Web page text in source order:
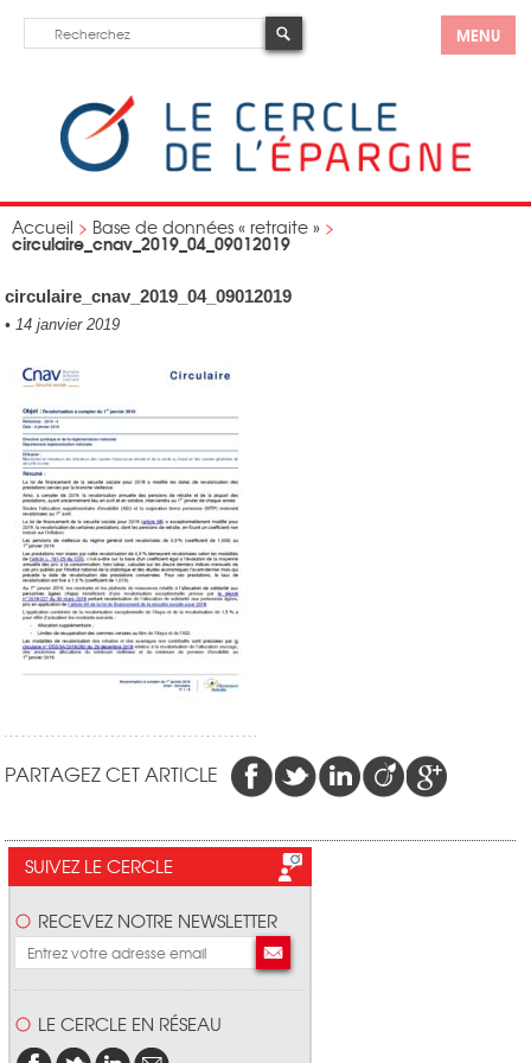
MENU
Accueil > Base de données « retraite » >
circulaire_cnav_2019_04_09012019
circulaire_cnav_2019_04_09012019
• 14 janvier 2019
PARTAGEZ CET ARTICLE
SUIVEZ LE CERCLE
RECEVEZ NOTRE NEWSLETTER
LE CERCLE EN RÉSEAU